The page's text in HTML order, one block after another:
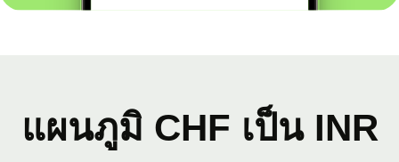
แผนภูมิ CHF เป็น INR